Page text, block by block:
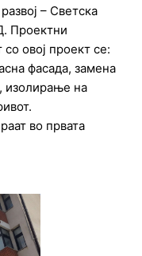
– Светска
Проектни
овој проект се:
фасада, замена
изолирање на
во првата